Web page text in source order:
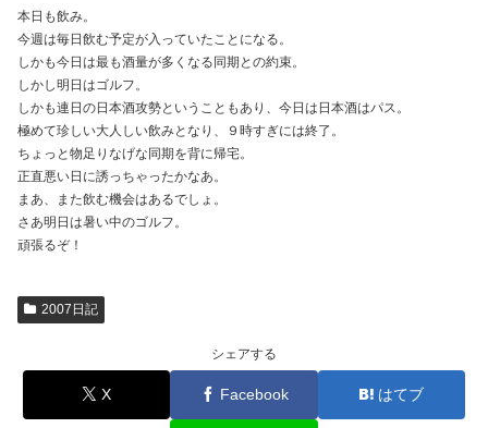
本日も飲み。
今週は毎日飲む予定が入っていたことになる。
しかも今日は最も酒量が多くなる同期との約束。
しかし明日はゴルフ。
しかも連日の日本酒攻勢ということもあり、今日は日本酒はパス。
極めて珍しい大人しい飲みとなり、９時すぎには終了。
ちょっと物足りなげな同期を背に帰宅。
正直悪い日に誘っちゃったかなあ。
まあ、また飲む機会はあるでしょ。
さあ明日は暑い中のゴルフ。
頑張るぞ！
2007日記
シェアする
X Facebook はてブ